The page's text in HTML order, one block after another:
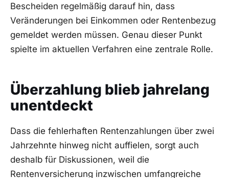
Bescheiden regelmäßig darauf hin, dass
Veränderungen bei Einkommen oder Rentenbezug
gemeldet werden müssen. Genau dieser Punkt
spielte im aktuellen Verfahren eine zentrale Rolle.
Überzahlung blieb jahrelang
unentdeckt
Dass die fehlerhaften Rentenzahlungen über zwei
Jahrzehnte hinweg nicht auffielen, sorgt auch
deshalb für Diskussionen, weil die
Rentenversicherung inzwischen umfangreiche